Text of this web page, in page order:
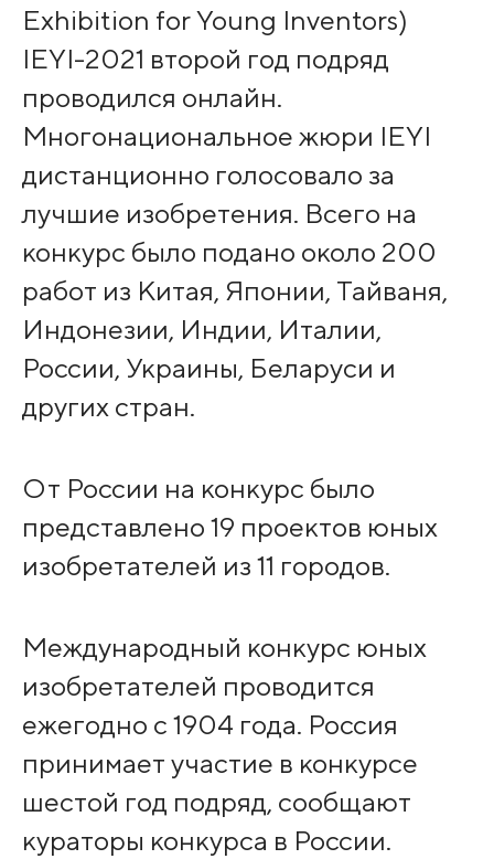
Exhibition for Young Inventors)
IEYI-2021 второй год подряд
проводился онлайн.
Многонациональное жюри IEYI
дистанционно голосовало за
лучшие изобретения. Всего на
конкурс было подано около 200
работ из Китая, Японии, Тайваня,
Индонезии, Индии, Италии,
России, Украины, Беларуси и
других стран.
От России на конкурс было
представлено 19 проектов юных
изобретателей из 11 городов.
Международный конкурс юных
изобретателей проводится
ежегодно с 1904 года. Россия
принимает участие в конкурсе
шестой год подряд, сообщают
кураторы конкурса в России.